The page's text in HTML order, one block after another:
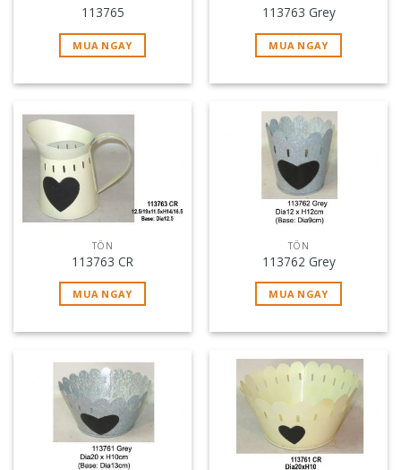
113765
MUA NGAY
113763 Grey
MUA NGAY
TÔN
113763 CR
MUA NGAY
TÔN
113762 Grey
MUA NGAY